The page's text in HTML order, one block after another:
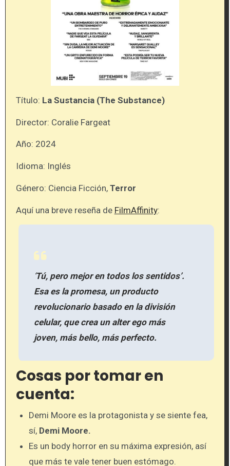
Título: La Sustancia (The Substance)
Director: Coralie Fargeat
Año: 2024
Idioma: Inglés
Género: Ciencia Ficción, Terror
Aquí una breve reseña de FilmAffinity:
Tú, pero mejor en todos los sentidos’.
Esa es la promesa, un producto
revolucionario basado en la división
celular, que crea un alter ego más
joven, más bello, más perfecto.
Cosas por tomar en
cuenta:
Demi Moore es la protagonista y se siente fea,
sí, Demi Moore.
Es un body horror en su máxima expresión, así
que más te vale tener buen estómago.